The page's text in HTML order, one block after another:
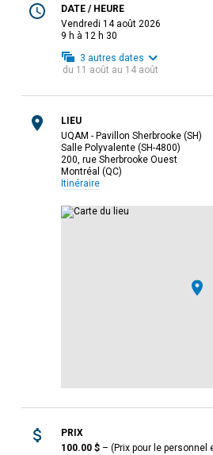
DATE / HEURE
vendredi 14 août 2026
9 h à 12 h 30
3 autres dates
du 11 août au 14 août
LIEU
UQAM - Pavillon Sherbrooke (SH)
Salle Polyvalente (SH-4800)
200, rue Sherbrooke Ouest
Montréal (QC)
Itinéraire
PRIX
100.00$– (Prix pour le personnel